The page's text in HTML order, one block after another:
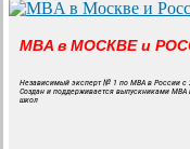
MBA в МОСКВЕ и
Независимый эксперт № 1 по MBA в России с
Создан и поддерживается выпускниками MBA
школ